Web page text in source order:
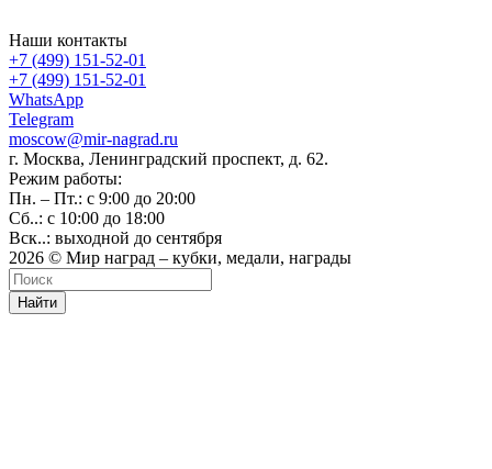
Наши контакты
+7 (499) 151-52-01
+7 (499) 151-52-01
WhatsApp
Telegram
moscow@mir-nagrad.ru
г. Москва, Ленинградский проспект, д. 62.
Режим работы:
Пн. – Пт.: с 9:00 до 20:00
Сб..: с 10:00 до 18:00
Вск..: выходной до сентября
2026 © Мир наград – кубки, медали, награды
Найти